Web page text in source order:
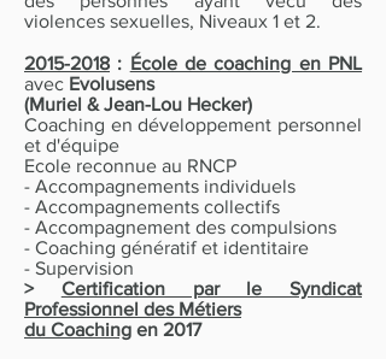
violences sexuelles, Niveaux 1 et 2.
2015-2018 : École de coaching en PNL
avec Evolusens
(Muriel & Jean-Lou Hecker)
Coaching en développement personnel
et d'équipe
Ecole reconnue au RNCP
- Accompagnements individuels
- Accompagnements collectifs
- Accompagnement des compulsions
- Coaching génératif et identitaire
- Supervision
> Certification par le Syndicat
Professionnel des Métiers
du Coaching en 2017